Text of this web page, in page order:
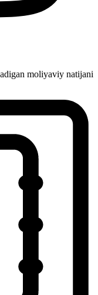
moliyaviy natijani